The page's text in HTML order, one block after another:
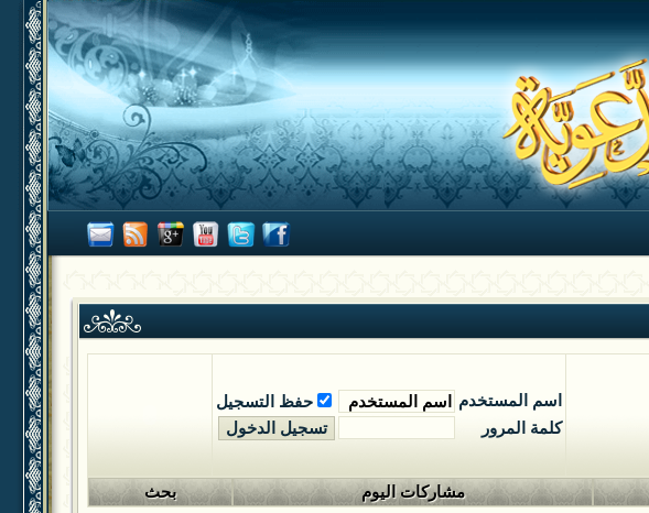
اسم المستخدم
حفظ التسجيل
كلمة المرور
مشاركات اليوم بحث